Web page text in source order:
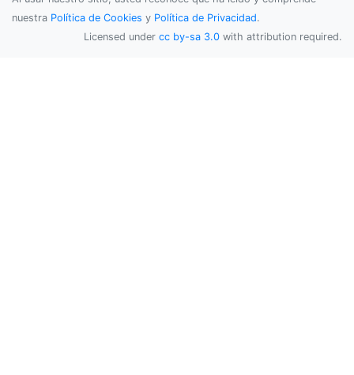
nuestra Política de Cookies y Política de Privacidad.
Licensed under cc by-sa 3.0 with attribution required.